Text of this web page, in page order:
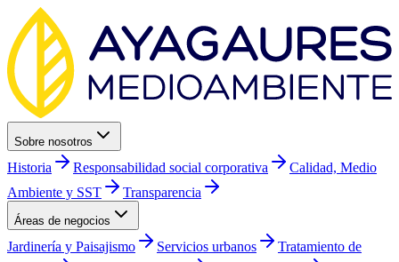
Sobre nosotros
Historia Responsabilidad social corporativa
Calidad, Medio
Ambiente y SST
Transparencia
Áreas de negocios
Jardinería y Paisajismo Servicios urbanos
Tratamiento de